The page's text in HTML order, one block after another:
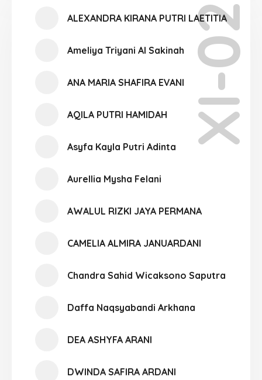
XI-02
ALEXANDRA KIRANA PUTRI LAETITIA
Ameliya Triyani Al Sakinah
ANA MARIA SHAFIRA EVANI
AQILA PUTRI HAMIDAH
Asyfa Kayla Putri Adinta
Aurellia Mysha Felani
AWALUL RIZKI JAYA PERMANA
CAMELIA ALMIRA JANUARDANI
Chandra Sahid Wicaksono Saputra
Daffa Naqsyabandi Arkhana
DEA ASHYFA ARANI
DWINDA SAFIRA ARDANI